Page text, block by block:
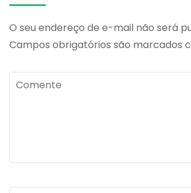
O seu endereço de e-mail não será
Campos obrigatórios são marcados
Comente